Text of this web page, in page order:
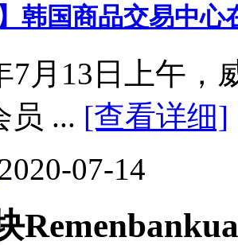
】韩国商品交易中
7月13日上午，
员 ... [查看详细]
07-14
Remen